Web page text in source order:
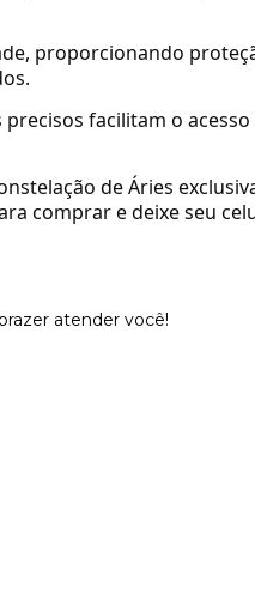
proporcionando
facilitam o
de Áries
comprar e deixe seu
atender você!